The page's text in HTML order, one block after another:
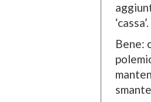
‘cassa’.
Bene: